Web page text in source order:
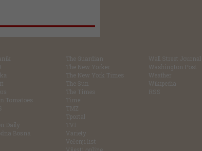
Tomatoes
Daily
Bosna
The Guardian
The New Yorker
The New York Times
The Sun
The Times
Time
TMZ
Tportal
TV1
Variety
Večenji list
Wall Street Journal
Washington Post
Weather
Wikipedia
RSS